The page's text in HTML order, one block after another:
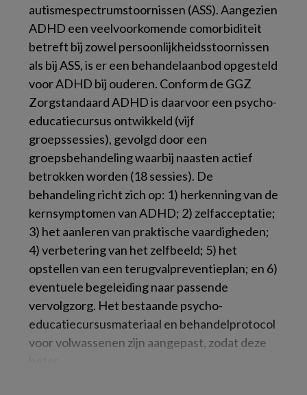
autismespectrumstoornissen (ASS). Aangezien
ADHD een veelvoorkomende comorbiditeit
betreft bij zowel persoonlijkheidsstoornissen
als bij ASS, is er een behandelaanbod opgesteld
voor ADHD bij ouderen. Conform de GGZ
Zorgstandaard ADHD is daarvoor een psycho-
educatiecursus ontwikkeld (vijf
groepssessies), gevolgd door een
groepsbehandeling waarbij naasten actief
betrokken worden (18 sessies). De
behandeling richt zich op: 1) herkenning van de
kernsymptomen van ADHD; 2) zelfacceptatie;
3) het aanleren van praktische vaardigheden;
4) verbetering van het zelfbeeld; 5) het
opstellen van een terugvalpreventieplan; en 6)
eventuele begeleiding naar passende
vervolgzorg. Het bestaande psycho-
educatiecursusmateriaal en behandelprotocol
voor volwassenen zijn aangepast, zodat deze